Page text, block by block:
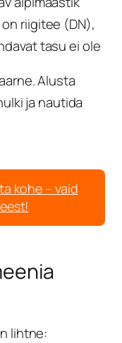
riigitee (DN),
tasu ei ole
Alusta
ja nautida
kohe – vaid
lihtne: